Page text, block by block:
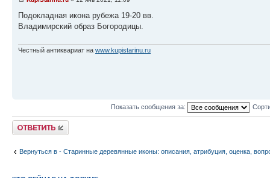
Подокладная икона рубежа 19-20 вв.
Владимирский образ Богородицы.
Честный антиквариат на www.kupistarinu.ru
Показать сообщения за:
Ответить
Вернуться в - Старинные деревянные иконы: описания, атрибуция, оценка,